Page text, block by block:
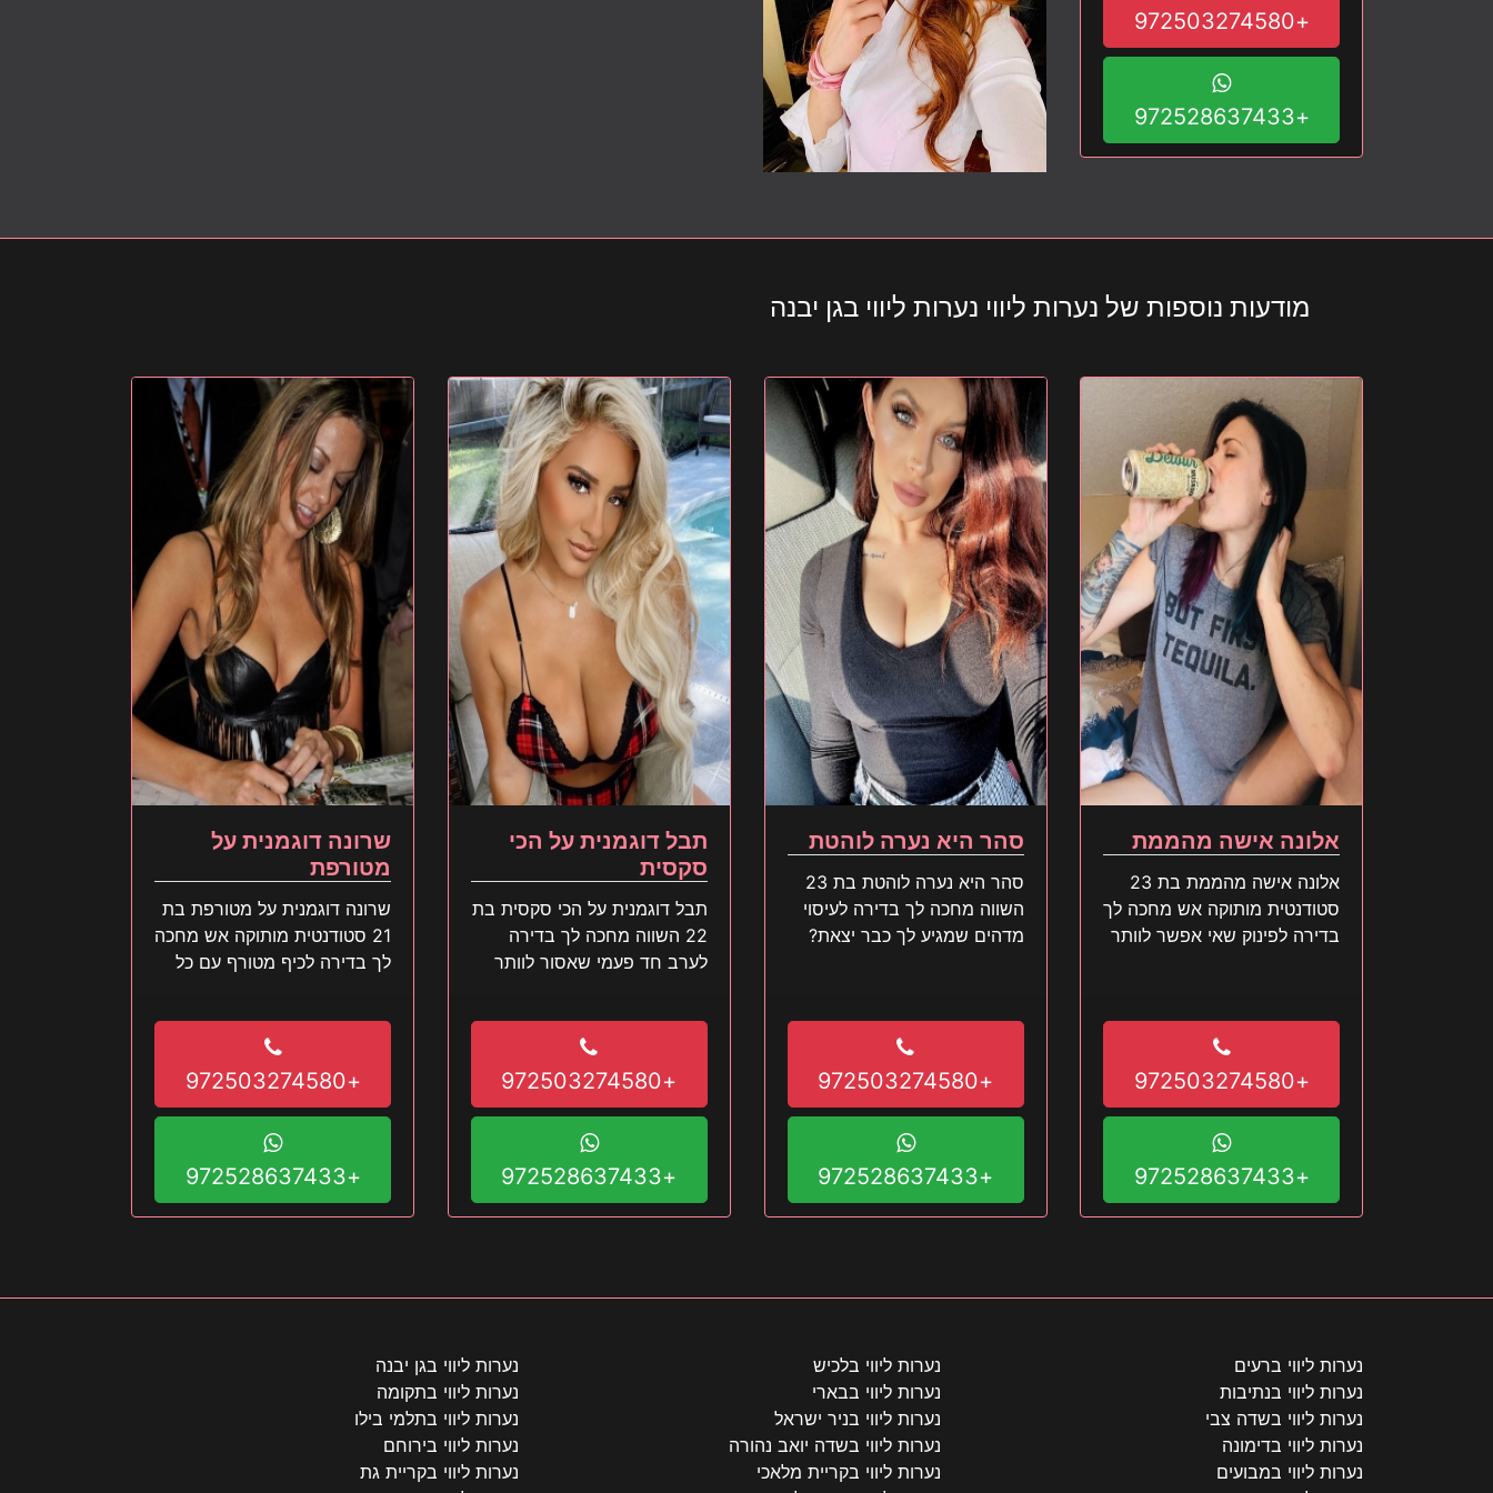
+972503274580
+972528637433
מודעות נוספות של נערות ליווי נערות ליווי בגן יבנה
אלונה אישה מהממת
אלונה אישה מהממת בת 23
סטודנטית מותוקה אש מחכה לך
בדירה לפינוק שאי אפשר לוותר
+972503274580
+972528637433
סהר היא נערה לוהטת
סהר היא נערה לוהטת בת 23
השווה מחכה לך בדירה לעיסוי
מדהים שמגיע לך כבר יצאת?
+972503274580
+972528637433
תבל דוגמנית על הכי
סקסית
תבל דוגמנית על הכי סקסית בת
22 השווה מחכה לך בדירה
לערב חד פעמי שאסור לוותר
+972503274580
+972528637433
שרונה דוגמנית על
מטורפת
שרונה דוגמנית על מטורפת בת
21 סטודנטית מותוקה אש מחכה
לך בדירה לכיף מטורף עם כל
+972503274580
+972528637433
נערות ליווי ברעים
נערות ליווי בנתיבות
נערות ליווי בשדה צבי
נערות ליווי בדימונה
נערות ליווי במבועים
נערות ליווי בלכיש
נערות ליווי בבארי
נערות ליווי בניר ישראל
נערות ליווי בשדה יואב נהורה
נערות ליווי בקריית מלאכי
נערות ליווי בגן יבנה
נערות ליווי בתקומה
נערות ליווי בתלמי בילו
נערות ליווי בירוחם
נערות ליווי בקריית גת